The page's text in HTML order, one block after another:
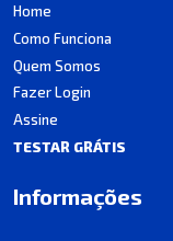
Home
Como Funciona
Quem Somos
Fazer Login
Assine
TESTAR GRÁTIS
Informações